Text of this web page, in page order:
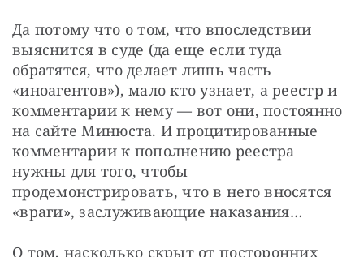
Да потому что о том, что впоследствии
выяснится в суде (да еще если туда
обратятся, что делает лишь часть
«иноагентов»), мало кто узнает, а реестр и
комментарии к нему — вот они, постоянно
на сайте Минюста. И процитированные
комментарии к пополнению реестра
нужны для того, чтобы
продемонстрировать, что в него вносятся
«враги», заслуживающие наказания…
О том, насколько скрыт от посторонних